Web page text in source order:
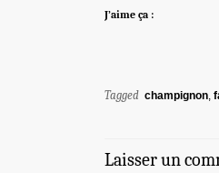
J’aime ça :
Tagged champignon
Laisser un